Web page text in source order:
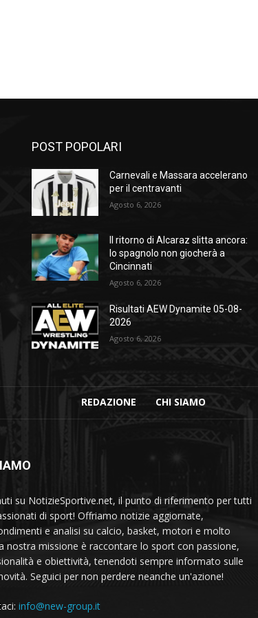
POST POPOLARI
Carnevali e Massara accelerano
per il centravanti
Agosto 6, 2026
Il ritorno di Alcaraz slitta ancora:
lo spagnolo non giocherà a
Cincinnati
Agosto 6, 2026
Risultati AEW Dynamite 05-08-
2026
Agosto 6, 2026
REDAZIONE CHI SIAMO
su NotizieSportive.net, il punto di riferimento per tutti
di sport! Offriamo notizie aggiornate,
e analisi su calcio, basket, motori e molto
nostra missione è raccontare lo sport con passione,
e obiettività, tenendoti sempre informato sulle
Seguici per non perdere neanche un'azione!
info@new-group.it